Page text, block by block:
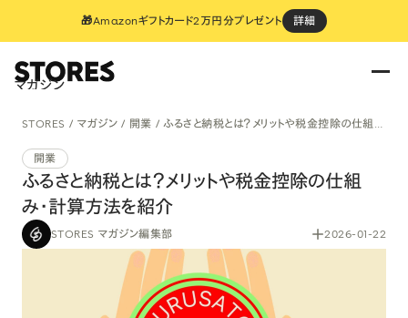
🎁Amazonギフトカード2万円分プレゼント 詳細
マガジン
STORES マガジン 開業 ふるさと納税とは？メリットや税金控除の仕組み・計算方法を紹介
開業
ふるさと納税とは？メリットや税金控除の仕組
み・計算方法を紹介
STORES マガジン編集部 2026-01-22